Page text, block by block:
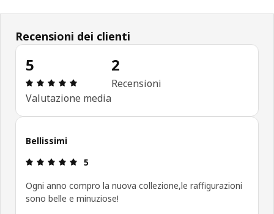
Recensioni dei clienti
5
Recensione: 5 di 5 stelle. Recensioni totali: 2
Valutazione media
2
Recensioni
Bellissimi
Recensione: 5 di 5 stelle.
5
Ogni anno compro la nuova collezione,le raffigurazioni
sono belle e minuziose!